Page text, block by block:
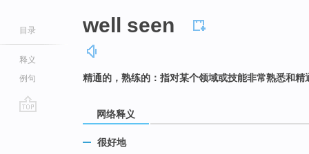
目录
释义
例句
well seen
精通的，熟练的：指对某个领域或技能非常熟悉和精
网络释义
很好地